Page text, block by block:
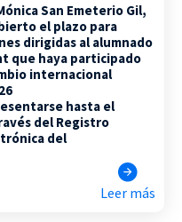
San Emeterio Gil,
el plazo para
dirigidas al alumnado
que haya participado
internacional
hasta el
del Registro
del
Leer más